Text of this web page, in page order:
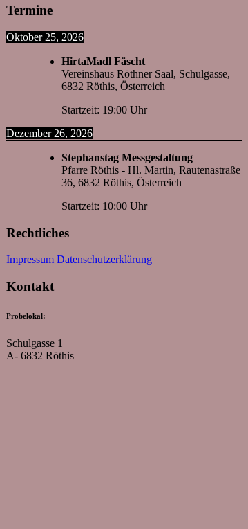
Termine
Oktober 25, 2026
HirtaMadl Fäscht
Vereinshaus Röthner Saal, Schulgasse,
6832 Röthis, Österreich
Startzeit: 19:00 Uhr
Dezember 26, 2026
Stephanstag Messgestaltung
Pfarre Röthis - Hl. Martin, Rautenastraße
36, 6832 Röthis, Österreich
Startzeit: 10:00 Uhr
Rechtliches
Impressum Datenschutzerklärung
Kontakt
Probelokal:
Schulgasse 1
A- 6832 Röthis